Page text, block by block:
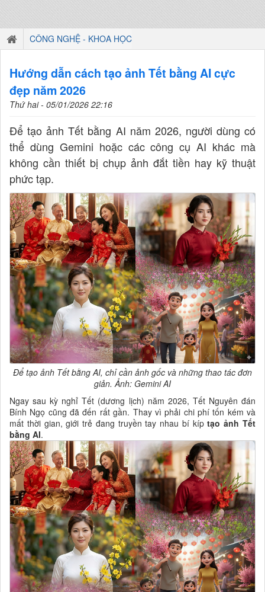
CÔNG NGHỆ - KHOA HỌC
Hướng dẫn cách tạo ảnh Tết bằng AI cực
đẹp năm 2026
Thứ hai - 05/01/2026 22:16
Để tạo ảnh Tết bằng AI năm 2026, người dùng có
thể dùng Gemini hoặc các công cụ AI khác mà
không cần thiết bị chụp ảnh đắt tiền hay kỹ thuật
phức tạp.
Để tạo ảnh Tết bằng AI, chỉ cần ảnh gốc và những thao tác đơn
giản. Ảnh: Gemini AI
Ngay sau kỳ nghỉ Tết (dương lịch) năm 2026, Tết Nguyên đán
Bính Ngọ cũng đã đến rất gần. Thay vì phải chi phí tốn kém và
mất thời gian, giới trẻ đang truyền tay nhau bí kíptạo ảnh Tết
bằng AI.